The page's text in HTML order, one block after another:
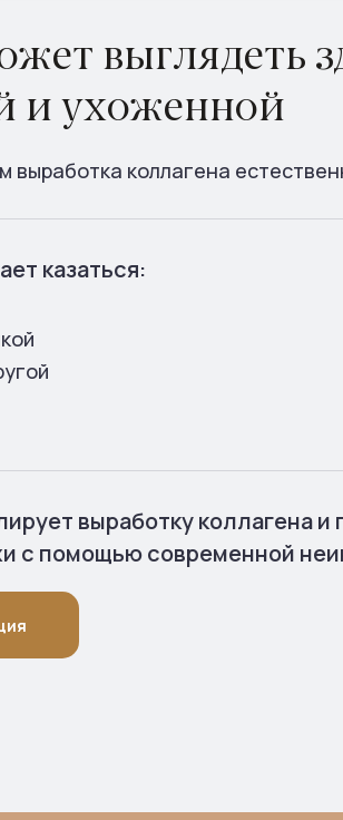
выглядеть
и ухоженной
казаться:
выработку коллагена
с помощью современной
выработка коллагена